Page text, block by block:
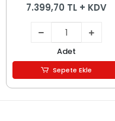
7.399,70 TL + KDV
Adet
Sepete Ekle